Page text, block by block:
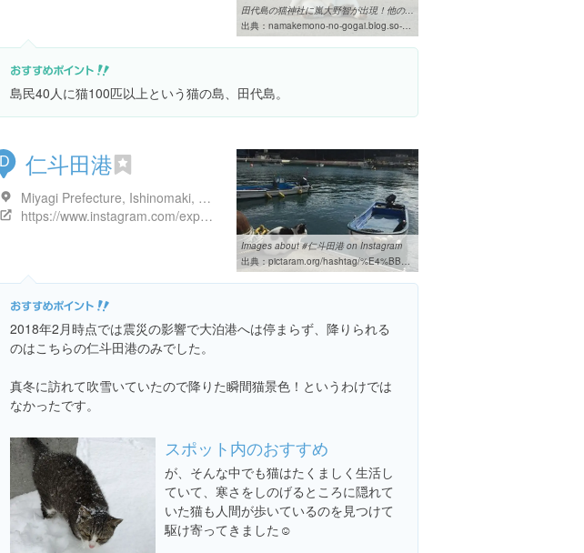
田代島の猫神社に嵐大野智が出現！他のメンバーも東北ロケへ！
出典： namakemono-no-gogai.blog.so-net.ne.jp/2015-10-10
島民40人に猫100匹以上という猫の島、田代島。
D 仁斗田港
Miyagi Prefecture, Ishinomaki, Okaidominami, 5 Chome-3, 38°17'40. 141°25'35.
https://www.instagram.com/explore/locations/190712715143199
Images about #仁斗田港 on Instagram
出典：pictaram.org/hashtag/%E4%BB%81%E6%96%97%E7%94%B0%E6%B8%AF
2018年2月時点では震災の影響で大泊港へは停まらず、降りられる
のはこちらの仁斗田港のみでした。
真冬に訪れて吹雪いていたので降りた瞬間猫景色！というわけでは
なかったです。
スポット内のおすすめ
が、そんな中でも猫はたくましく生活し
ていて、寒さをしのげるところに隠れて
いた猫も人間が歩いているのを見つけて
駆け寄ってきました☺️